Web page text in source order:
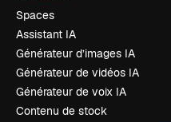
Spaces
Assistant IA
Générateur d’images IA
Générateur de vidéos IA
Générateur de voix IA
Contenu de stock